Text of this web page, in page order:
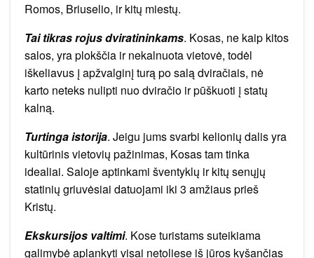
Romos, Briuselio, ir kitų miestų.
Tai tikras rojus dviratininkams. Kosas, ne kaip kitos
salos, yra plokščia ir nekalnuota vietovė, todėl
iškeliavus į apžvalginį turą po salą dviračiais, nė
karto neteks nulipti nuo dviračio ir pūškuoti į statų
kalną.
Turtinga istorija. Jeigu jums svarbi kelionių dalis yra
kultūrinis vietovių pažinimas, Kosas tam tinka
idealiai. Saloje aptinkami šventyklų ir kitų senųjų
statinių griuvėsiai datuojami iki 3 amžiaus prieš
Kristų.
Ekskursijos valtimi. Kose turistams suteikiama
galimybė aplankyti visai netoliese iš jūros kyšančias